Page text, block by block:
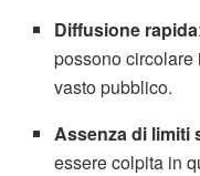
Diffusione rapida
possono
vasto pubblico.
Assenza di limiti
essere colpita in